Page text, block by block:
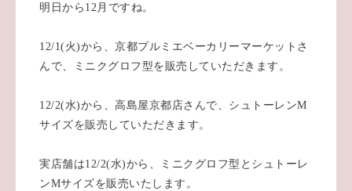
明日から12月ですね。
12/1(火)から、京都プルミエベーカリーマーケットさ
んで、ミニクグロフ型を販売していただきます。
12/2(水)から、高島屋京都店さんで、シュトーレンM
サイズを販売していただきます。
実店舗は12/2(水)から、ミニクグロフ型とシュトーレ
ンMサイズを販売いたします。